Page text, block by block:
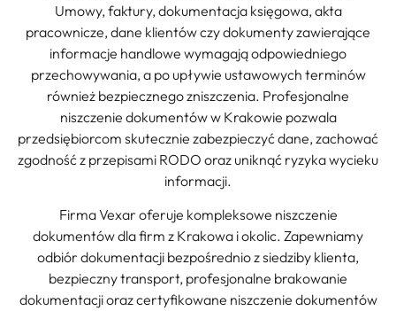
Umowy, faktury, dokumentacja księgowa, akta
pracownicze, dane klientów czy dokumenty zawierające
informacje handlowe wymagają odpowiedniego
przechowywania, a po upływie ustawowych terminów
również bezpiecznego zniszczenia. Profesjonalne
niszczenie dokumentów w Krakowie pozwala
przedsiębiorcom skutecznie zabezpieczyć dane, zachować
zgodność z przepisami RODO oraz uniknąć ryzyka wycieku
informacji.
Firma Vexar oferuje kompleksowe niszczenie
dokumentów dla firm z Krakowa i okolic. Zapewniamy
odbiór dokumentacji bezpośrednio z siedziby klienta,
bezpieczny transport, profesjonalne brakowanie
dokumentacji oraz certyfikowane niszczenie dokumentów